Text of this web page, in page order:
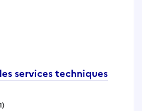
services techniques